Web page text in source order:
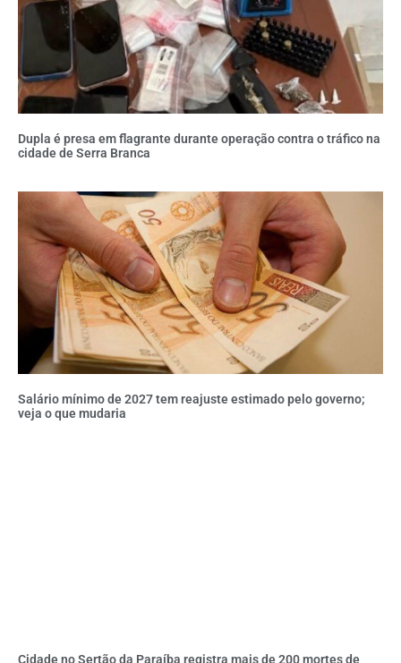
Dupla é presa em flagrante durante operação contra o tráfico na
cidade de Serra Branca
Salário mínimo de 2027 tem reajuste estimado pelo governo;
veja o que mudaria
Cidade no Sertão da Paraíba registra mais de 200 mortes de